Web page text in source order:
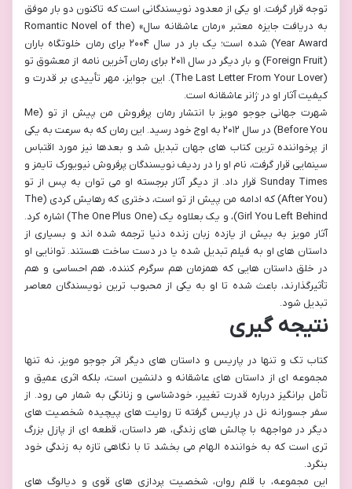
توجه قرار گرفت. او یکی از معدود نویسندگانی است که تاکنون دو بار موفق
به دریافت جایزه معتبر «رمان عاشقانه سال» (Romantic Novel of the
Year Award) شده است؛ یک بار در سال ۲۰۰۴ برای رمان خلوتگاه باران
(Foreign Fruit) و بار دیگر در سال ۲۰۱۱ برای رمان آخرین نامه از معشوق تو
(The Last Letter From Your Lover). این جوایز، مهر تأییدی بر قدرت و
کیفیت آثار او در ژانر عاشقانه است.
شهرت جهانی جوجو مویز با انتشار رمان پرفروش من پیش از تو (Me
Before You) در سال ۲۰۱۲ به اوج خود رسید. این رمان که به سرعت به یکی
از پرخواننده ترین کتاب های جهان تبدیل شد و بعدها نیز مورد اقتباس
سینمایی قرار گرفت، نام او را در ردیف نویسندگان پرفروش نیویورک تایمز و
Sunday Times قرار داد. از دیگر آثار برجسته او می توان به پس از تو
(After You) که ادامه من پیش از تو است، دختری که رهایش کردی (The
Girl You Left Behind)، و یک بعلاوه یک (The One Plus One) اشاره کرد.
آثار مویز به بیش از یازده زبان زنده دنیا ترجمه شده اند و بسیاری از
داستان های او به فیلم تبدیل شده یا در دست ساخت هستند. توانایی او
در خلق داستان هایی که همزمان هم سرگرم کننده، هم احساسی و هم
تأثیرگذارند، باعث شده تا او به یکی از محبوب ترین نویسندگان معاصر
تبدیل شود.
نتیجه گیری
کتاب تک و تنها در پاریس و داستان های دیگر اثر جوجو مویز، نه تنها
مجموعه ای از داستان های عاشقانه و دلنشین است، بلکه اثری عمیق و
تأمل برانگیز درباره قدرت تغییر، خودشناسی و زنانگی به شمار می رود. از
سفر جسورانه نل در پاریس گرفته تا روایت های پیچیده شخصیت های
دیگر در مواجهه با چالش های زندگی، هر داستان، قطعه ای از پازل بزرگ
تری است که به خواننده الهام می بخشد تا با نگاهی تازه به زندگی خود
بنگرد.
این مجموعه، با قلم روان، شخصیت پردازی های قوی و دیالوگ های